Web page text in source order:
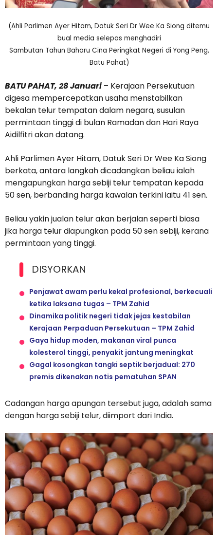
(Ahli Parlimen Ayer Hitam, Datuk Seri Dr Wee Ka Siong ditemu
bual media selepas menghadiri
Sambutan Tahun Baharu Cina Peringkat Negeri di Yong Peng,
Batu Pahat)
BATU PAHAT, 28 Januari– Kerajaan Persekutuan
digesa mempercepatkan usaha menstabilkan
bekalan telur tempatan dalam negara, susulan
permintaan tinggi di bulan Ramadan dan Hari Raya
Aidilfitri akan datang.
Ahli Parlimen Ayer Hitam, Datuk Seri Dr Wee Ka Siong
berkata, antara langkah dicadangkan beliau ialah
mengapungkan harga sebiji telur tempatan kepada
50 sen, berbanding harga kawalan terkini iaitu 41 sen.
Beliau yakin jualan telur akan berjalan seperti biasa
jika harga telur diapungkan pada 50 sen sebiji, kerana
permintaan yang tinggi.
DISYORKAN
Penjawat awam perlu kekal profesional, berkecuali
ketika laksana tugas – TPM Zahid
Dinamika politik negeri tidak jejas kestabilan
Kerajaan Perpaduan Persekutuan – TPM Zahid
Gaya hidup moden, makanan viral punca
kolesterol tinggi, penyakit jantung meningkat
Gagal kosongkan tangki septik berjadual: 270
premis dikenakan notis pematuhan SPAN
Cadangan harga apungan tersebut juga, adalah sama
dengan harga sebiji telur, diimport dari India.